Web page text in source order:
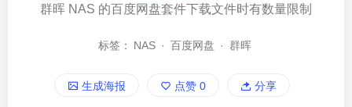
群晖 NAS 的百度网盘套件下载文件时有数量限制
标签： NAS · 百度网盘 · 群晖
生成海报 点赞 0 分享